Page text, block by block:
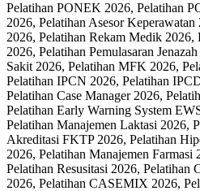
Pelatihan PONEK 2026, Pelatihan
2026, Pelatihan Asesor
2026, Pelatihan Rekam Medik 2026,
2026, Pelatihan Pemulasaran
Sakit 2026, Pelatihan MFK 2026,
Pelatihan IPCN 2026, Pelatihan
Pelatihan Case Manager 2026,
Pelatihan Early Warning System
Pelatihan Manajemen Laktasi 2026,
Akreditasi FKTP 2026, Pelatihan
2026, Pelatihan Manajemen Farmasi
Pelatihan Resusitasi 2026, Pelatihan
2026, Pelatihan CASEMIX 2026,